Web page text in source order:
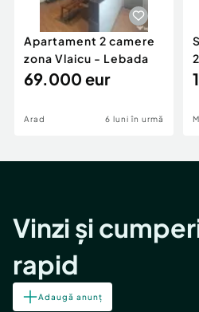
Apartament 2 camere
zona Vlaicu - Lebada
69.000 eur
Arad 6 luni în urmă
Vinzi și
rapid
Adaugă anunț